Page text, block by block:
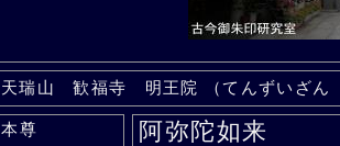
天瑞山 歓福寺 明王院 （てんずいざ
本尊 阿弥陀如来